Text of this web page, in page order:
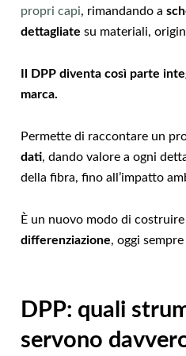
propri capi, rimandando a
dettagliate su materiali,
Il DPP diventa così parte
marca.
Permette di raccontare un
dati, dando valore a ogni
della fibra, fino all’impatto
È un nuovo modo di costruire
differenziazione, oggi
DPP: quali
servono